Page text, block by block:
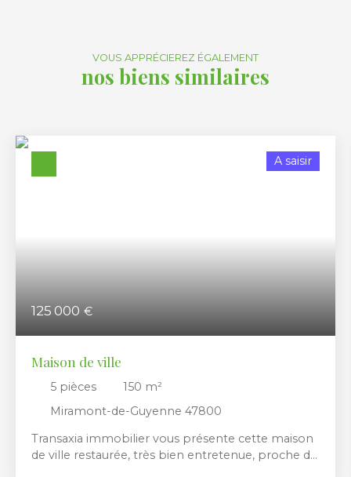
VOUS APPRÉCIEREZ ÉGALEMENT
nos biens similaires
125 000 €
A saisir
Maison de ville
5 pièces 150 m²
Miramont-de-Guyenne 47800
Transaxia immobilier vous présente cette maison
de ville restaurée, très bien entretenue, proche de